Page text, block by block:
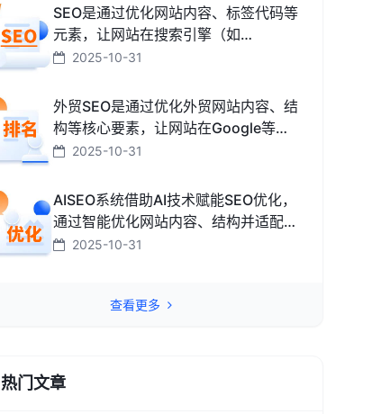
SEO是通过优化网站内容、标签代码等
元素，让网站在搜索引擎（如
Google、百度、搜狗、必应）中排名
和方法。
2025-10-31
外贸SEO是通过优化外贸网站内容、结
构等核心要素，让网站在Google等海
外搜索引擎中排名靠前，获取海外精准
法。
2025-10-31
AISEO系统借助AI技术赋能SEO优化，
通过智能优化网站内容、结构并适配搜
索引擎规则，助力网站快速提升排名，
2025-10-31
查看更多
热门文章